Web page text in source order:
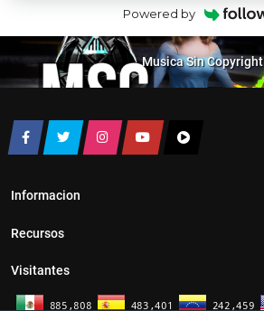
Powered by
Musica Sin Copyright
Informacion
Recursos
Visitantes